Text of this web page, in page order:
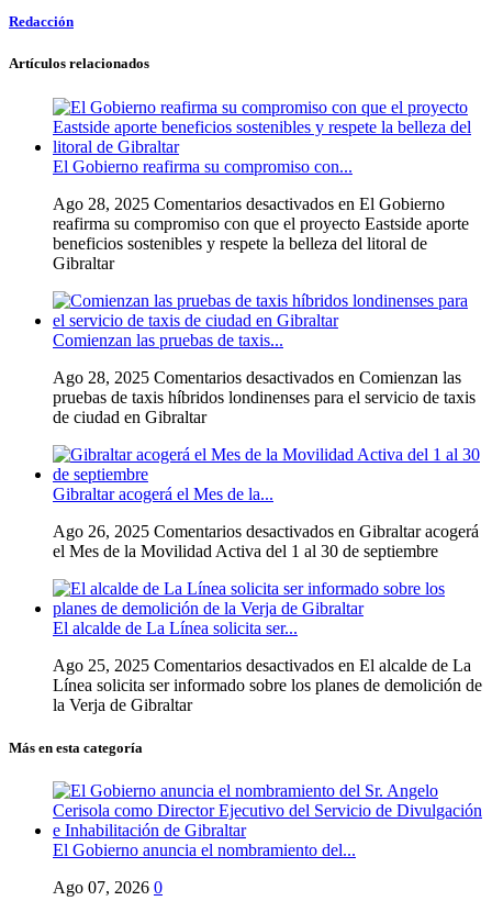
Redacción
Artículos relacionados
El Gobierno reafirma su compromiso con...
Ago 28, 2025 Comentarios desactivados en El Gobierno
reafirma su compromiso con que el proyecto Eastside aporte
beneficios sostenibles y respete la belleza del litoral de
Gibraltar
Comienzan las pruebas de taxis...
Ago 28, 2025 Comentarios desactivados en Comienzan las
pruebas de taxis híbridos londinenses para el servicio de taxis
de ciudad en Gibraltar
Gibraltar acogerá el Mes de la...
Ago 26, 2025 Comentarios desactivados en Gibraltar acogerá
el Mes de la Movilidad Activa del 1 al 30 de septiembre
El alcalde de La Línea solicita ser...
Ago 25, 2025 Comentarios desactivados en El alcalde de La
Línea solicita ser informado sobre los planes de demolición de
la Verja de Gibraltar
Más en esta categoría
El Gobierno anuncia el nombramiento del...
Ago 07, 2026 0